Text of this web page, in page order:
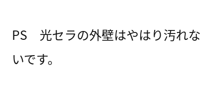
PS 光セラの外壁はやはり汚れな
いです。